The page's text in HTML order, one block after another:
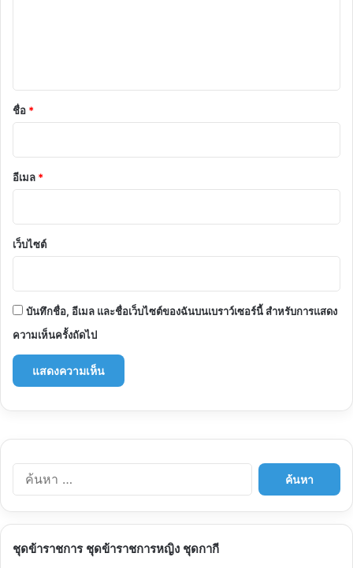
*
ชื่อ *
อีเมล *
เว็บไซต์
บันทึกชื่อ, อีเมล และชื่อเว็บไซต์ของฉันบนเบราว์เซอร์นี้ สำหรับการแสดง
ความเห็นครั้งถัดไป
ค้นหา
ชุดข้าราชการ ชุดข้าราชการหญิง ชุดกากี